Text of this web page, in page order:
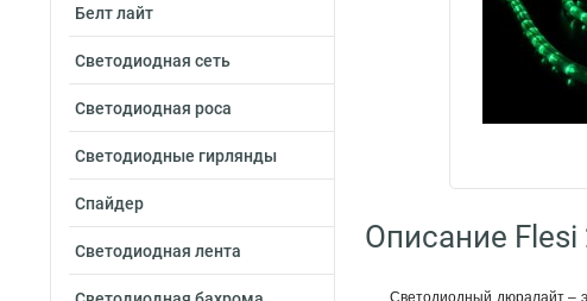
Белт лайт
Светодиодная сеть
Светодиодная роса
Светодиодные гирлянды
Спайдер
Светодиодная лента Описание Flesi
Светодиодный дюралайт –